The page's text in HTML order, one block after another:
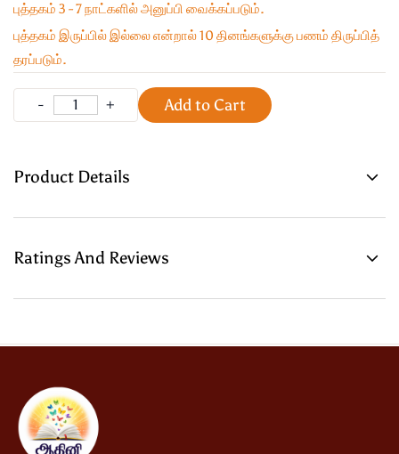
புத்தகம் 3 - 7 நாட்களில் அனுப்பி வைக்கப்படும்.
புத்தகம் இருப்பில் இல்லை என்றால் 10 தினங்களுக்கு பணம் திருப்பித்
தரப்படும்.
Add to Cart
Product Details
Ratings And Reviews